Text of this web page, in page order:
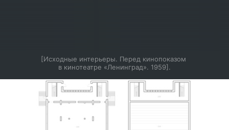
[Исходные интерьеры. Перед кинопоказом
в кинотеатре «Ленинград». 1959].